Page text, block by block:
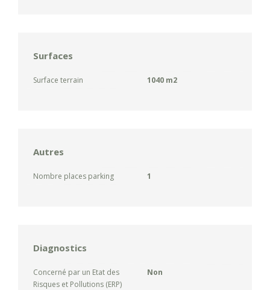
Surfaces
Surface terrain 1040 m2
Autres
Nombre places parking 1
Diagnostics
Concerné par un Etat des
Risques et Pollutions (ERP)
Non